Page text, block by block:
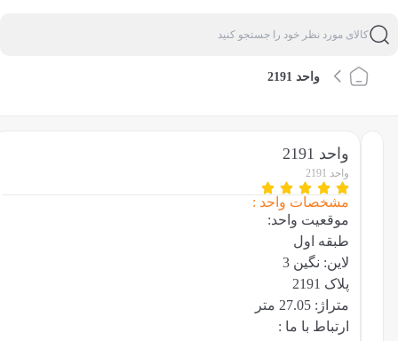
واحد 2191
واحد 2191
واحد 2191
مشخصات واحد :
موقعیت واحد:
طبقه اول
لاین: نگین 3
پلاک 2191
متراژ: 27.05 متر
ارتباط با ما :